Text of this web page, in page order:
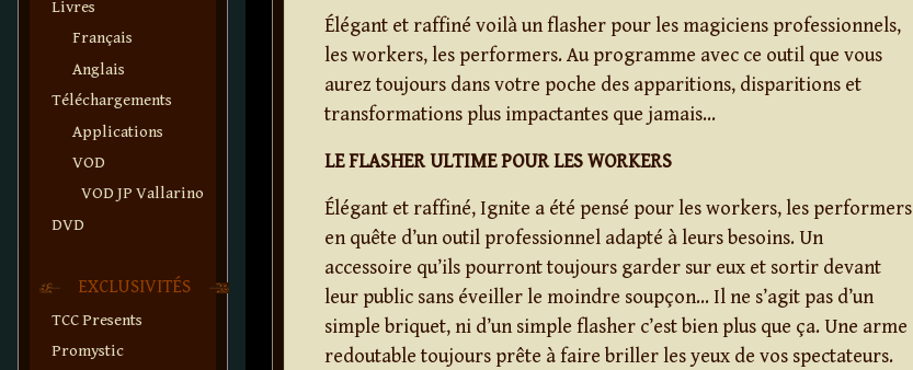
Livres
Français
Anglais
Téléchargements
Applications
VOD
VOD JP Vallarino
DVD
EXCLUSIVITÉS
TCC Presents
Promystic
Élégant et raffiné voilà un flasher pour les magiciens professionnels,
les workers, les performers. Au programme avec ce outil que vous
aurez toujours dans votre poche des apparitions, disparitions et
transformations plus impactantes que jamais…
LE FLASHER ULTIME POUR LES WORKERS
Élégant et raffiné, Ignite a été pensé pour les workers, les performers
en quête d’un outil professionnel adapté à leurs besoins. Un
accessoire qu’ils pourront toujours garder sur eux et sortir devant
leur public sans éveiller le moindre soupçon… Il ne s’agit pas d’un
simple briquet, ni d’un simple flasher c’est bien plus que ça. Une arme
redoutable toujours prête à faire briller les yeux de vos spectateurs.